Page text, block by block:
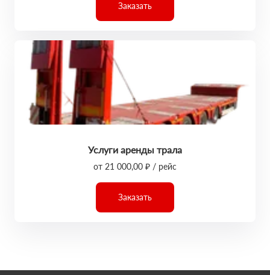
Заказать
Услуги аренды трала
от 21 000,00 ₽ / рейс
Заказать